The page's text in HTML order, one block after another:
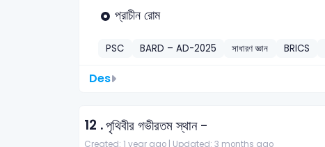
প্রাচীন রোম
PSC BARD – AD-2025 সাধারণ জ্ঞান BRICS
Des
12 .পৃথিবীর গভীরতম স্থান -
Created: 1 year ago | Updated: 3 months ago